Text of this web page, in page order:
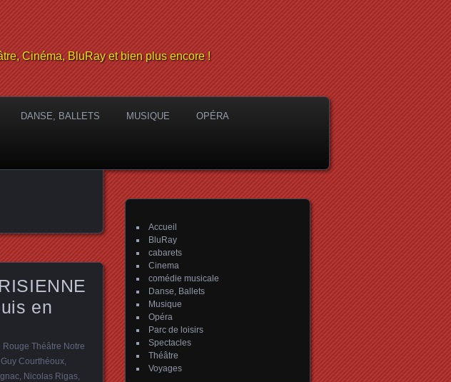
Cinéma, BluRay et bien plus encore !
DANSE, BALLETS MUSIQUE OPÉRA
en
Théâtre Notre
Guy Courthéoux
Nicolas Rigas
Accueil
BluRay
cabarets
Cinema
comédie musicale
Danse, Ballets
Musique
Opéra
Parc de loisirs
Spectacles
Théâtre
Voyages